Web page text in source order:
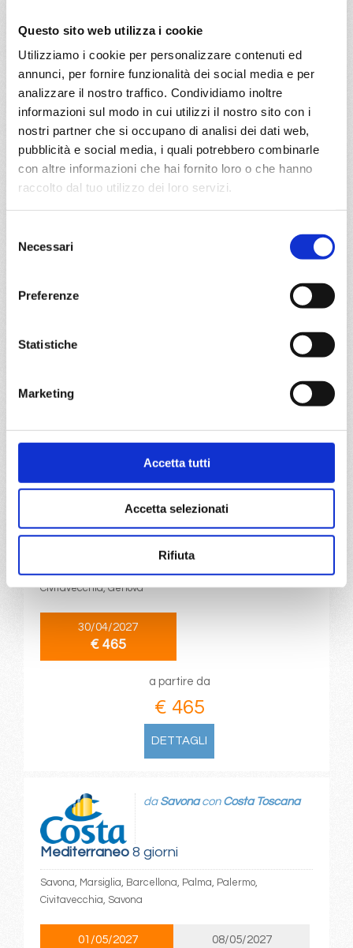
Questo sito web utilizza i cookie
Utilizziamo i cookie per personalizzare contenuti ed
annunci, per fornire funzionalità dei social media e per
analizzare il nostro traffico. Condividiamo inoltre
informazioni sul modo in cui utilizzi il nostro sito con i
nostri partner che si occupano di analisi dei dati web,
pubblicità e social media, i quali potrebbero combinarle
con altre informazioni che hai fornito loro o che hanno
raccolto dal tuo utilizzo dei loro servizi.
delNecessari
Preferenze
Statistiche
Marketing
Accetta tutti
Accetta selezionati
Rifiuta
a partire da
€ 465
DETTAGLI
Smeralda
DETTAGLI
Mediterraneo8 giorni
daGenovaconCosta Smeralda
Civitavecchia, Genova
30/04/2027
€ 465
a partire da
€ 465
DETTAGLI
Mediterraneo8 giorni
da Savonacon Costa Toscana
Savona, Marsiglia, Barcellona, Palma, Palermo,
Civitavecchia, Savona
01/05/2027
08/05/2027